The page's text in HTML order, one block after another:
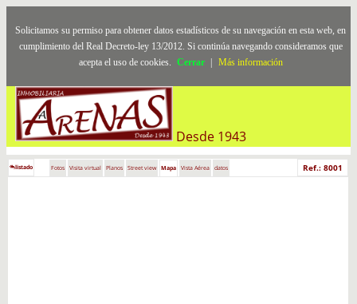
Solicitamos su permiso para obtener datos estadísticos de su navegación en esta web, en
cumplimiento del Real Decreto-ley 13/2012. Si continúa navegando consideramos que
acepta el uso de cookies. Cerrar Más información
Desde 1943
listado Fotos Visita virtual Planos Street view Mapa Vista Aérea datos Ref.: 8001